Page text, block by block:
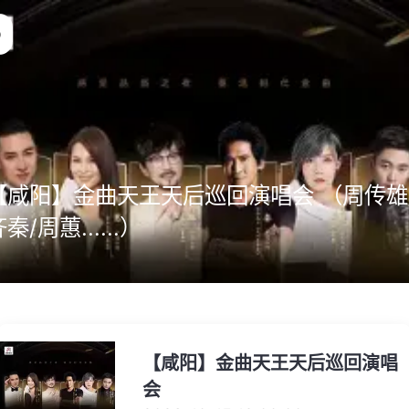
咸阳】金曲天王天后巡回演唱会 （周传
秦/周蕙......）
【咸阳】金曲天王天后巡回演唱
会